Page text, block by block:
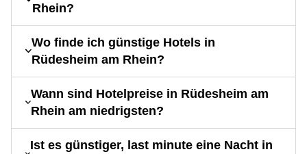
Rhein?
Wo finde ich günstige Hotels in
Rüdesheim am Rhein?
Wann sind Hotelpreise in Rüdesheim am
Rhein am niedrigsten?
Ist es günstiger, last minute eine Nacht in